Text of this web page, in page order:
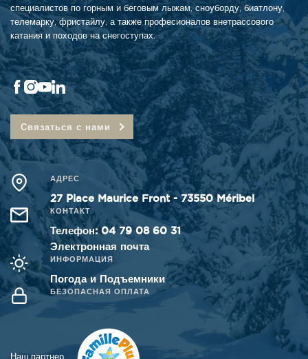
специалистов по горным и беговым лыжам, сноуборду, биатлону,
телемарку, фристайлу, а также професионалов внетрассового
катания и походов на снегоступах.
Связаться с нами
АДРЕС
27 Place Maurice Front - 73550 Méribel
КОНТАКТ
Телефон: 04 79 08 60 31
Электронная почта
ИНФОРМАЦИЯ
Погода и Подъемники
БЕЗОПАСНАЯ ОПЛАТА
Наш партнер